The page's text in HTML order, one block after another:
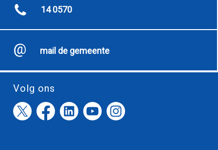
14 0570
mail de gemeente
Volg ons